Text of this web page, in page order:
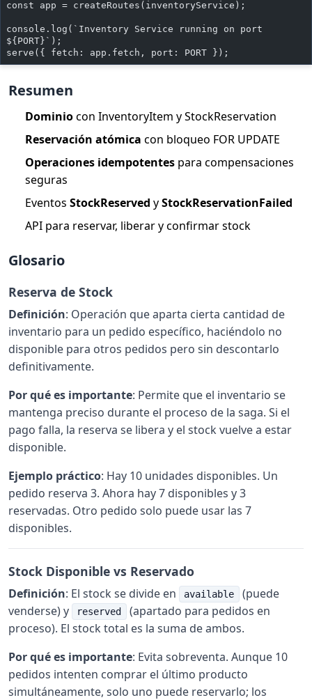
const app = createRoutes(inventoryService);
console.log(`Inventory Service running on port
${PORT}`);
serve({ fetch: app.fetch, port: PORT });
Resumen
Dominiocon InventoryItem y StockReservation
Reservación atómica con bloqueo FOR UPDATE
Operaciones idempotentes para compensaciones
seguras
Eventos StockReserved yStockReservationFailed
API para reservar, liberar y confirmar stock
Glosario
Reserva de Stock
Definición: Operación que aparta cierta cantidad de
inventario para un pedido específico, haciéndolo no
disponible para otros pedidos pero sin descontarlo
definitivamente.
Por qué es importante: Permite que el inventario se
mantenga preciso durante el proceso de la saga. Si el
pago falla, la reserva se libera y el stock vuelve a estar
disponible.
Ejemplo práctico: Hay 10 unidades disponibles. Un
pedido reserva 3. Ahora hay 7 disponibles y 3
reservadas. Otro pedido solo puede usar las 7
disponibles.
Stock Disponible vs Reservado
Definición: El stock se divide en available
(puede
venderse) y
reserved
(apartado para pedidos en
proceso). El stock total es la suma de ambos.
Por qué es importante: Evita sobreventa. Aunque 10
pedidos intenten comprar el último producto
simultáneamente, solo uno puede reservarlo; los